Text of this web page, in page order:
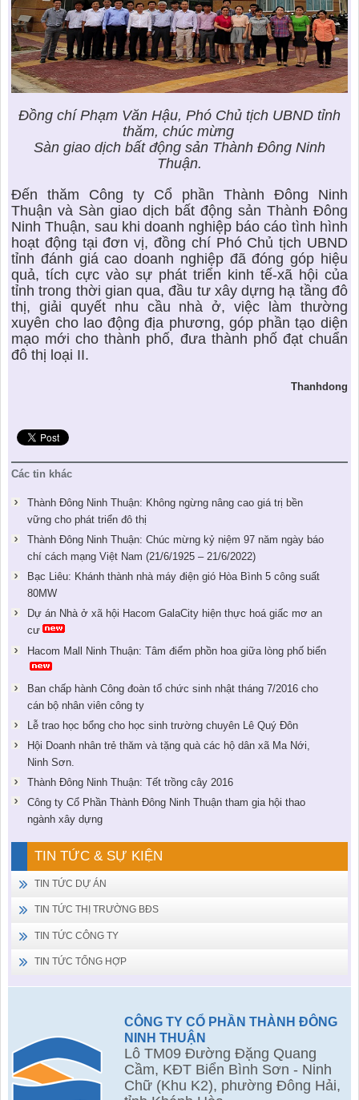
Đồng chí Phạm Văn Hậu, Phó Chủ tịch UBND tỉnh
thăm, chúc mừng
Sàn giao dịch bất động sản Thành Đông Ninh
Thuận.
Đến thăm Công ty Cổ phần Thành Đông Ninh
Thuận và Sàn giao dịch bất động sản Thành Đông
Ninh Thuận, sau khi doanh nghiệp báo cáo tình hình
hoạt động tại đơn vị, đồng chí Phó Chủ tịch UBND
tỉnh đánh giá caodoanh nghiệpđã đóng góp hiệu
quả, tích cực vào sự phát triển kinh tế-xã hội của
tỉnh trong thời gian qua, đầu tư xây dựng hạ tầng đô
thị, giải quyết nhu cầu nhà ở, việc làm thường
xuyên cho lao động địa phương, góp phần tạo diện
mạo mới cho thành phố, đưa thành phố đạt chuẩn
đô thị loại II.
Thanhdong
Các tin khác
Thành Đông Ninh Thuận: Không ngừng nâng cao giá trị bền
vững cho phát triển đô thị
Thành Đông Ninh Thuận: Chúc mừng kỷ niệm 97 năm ngày báo
chí cách mạng Việt Nam (21/6/1925 – 21/6/2022)
Bạc Liêu: Khánh thành nhà máy điện gió Hòa Bình 5 công suất
80MW
Dự án Nhà ở xã hội Hacom GalaCity hiện thực hoá giấc mơ an
cư
Hacom Mall Ninh Thuận: Tâm điểm phồn hoa giữa lòng phố biển
Ban chấp hành Công đoàn tổ chức sinh nhật tháng 7/2016 cho
cán bộ nhân viên công ty
Lễ trao học bổng cho học sinh trường chuyên Lê Quý Đôn
Hội Doanh nhân trẻ thăm và tặng quà các hộ dân xã Ma Nới,
Ninh Sơn.
Thành Đông Ninh Thuận: Tết trồng cây 2016
Công ty Cổ Phần Thành Đông Ninh Thuận tham gia hội thao
ngành xây dựng
TIN TỨC & SỰ KIỆN
TIN TỨC DỰ ÁN
TIN TỨC THỊ TRƯỜNG BĐS
TIN TỨC CÔNG TY
TIN TỨC TỔNG HỢP
CÔNG TY CỔ PHẦN THÀNH ĐÔNG
NINH THUẬN
Lô TM09 Đường Đặng Quang
Cầm, KĐT Biển Bình Sơn - Ninh
Chữ (Khu K2), phường Đông Hải,